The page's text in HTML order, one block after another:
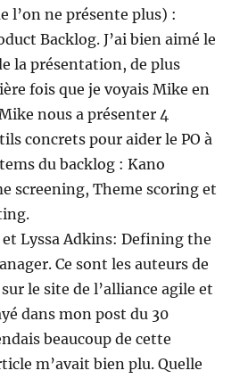
l’on ne présente plus) :
Backlog. J’ai bien aimé le
la présentation, de plus
fois que je voyais Mike en
nous a présenter 4
concrets pour aider le PO à
du backlog : Kano
screening, Theme scoring et
et Lyssa Adkins: Defining the
Ce sont les auteurs de
le site de l’alliance agile et
dans mon post du 30
beaucoup de cette
m’avait bien plu. Quelle